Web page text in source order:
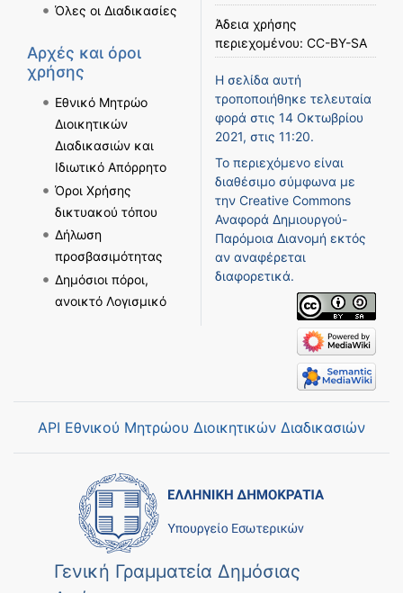
Όλες οι Διαδικασίες
Αρχές και όροι
χρήσης
Εθνικό Μητρώο
Διοικητικών
Διαδικασιών και
Ιδιωτικό Απόρρητο
Όροι Χρήσης
δικτυακού τόπου
Δήλωση
προσβασιμότητας
Δημόσιοι πόροι,
ανοικτό Λογισμικό
Άδεια χρήσης
περιεχομένου: CC-BY-SA
Η σελίδα αυτή
τροποποιήθηκε τελευταία
φορά στις 14 Οκτωβρίου
2021, στις 11:20.
Το περιεχόμενο είναι
διαθέσιμο σύμφωνα με
την Creative Commons
Αναφορά Δημιουργού-
Παρόμοια Διανομή εκτός
αν αναφέρεται
διαφορετικά.
API Εθνικού Μητρώου Διοικητικών Διαδικασιών
Γενική Γραμματεία Δημόσιας